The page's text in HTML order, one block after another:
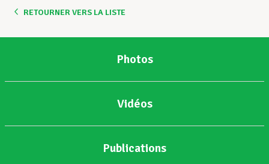
RETOURNER VERS LA LISTE
Photos
Vidéos
Publications